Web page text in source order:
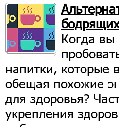
Когда вы
напитки, которые
обещая похожие
для здоровья?
укрепления